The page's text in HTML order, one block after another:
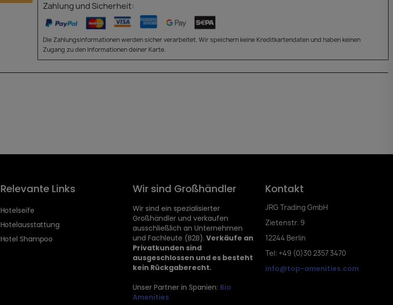
Zahlung und Sicherheit:
Die Zahlungsinformationen werden sicher verarbeitet. Wir speichern keine Kreditkartendaten und haben keinen
Zugang zu den Informationen deiner Karte.
Relevante Links
Hotelseife
Hotelausstattung
Hotel Shampoo
Wir sind Großhändler
Wir sind ein spezialisierter
Großhändler und verkaufen
ausschließlich an Unternehmen
und Fachleute (B2B). Verkäufe an
Privatkunden sind
ausgeschlossen und es besteht
kein Rückgaberecht.
Unser Partner in Spanien: Bio
Amenities
Kontakt
JRG Trading GmbH
Zietenstr. 9
12244 Berlin
Tel: +49 (0)30 2357 3470
info@top-amenities.com